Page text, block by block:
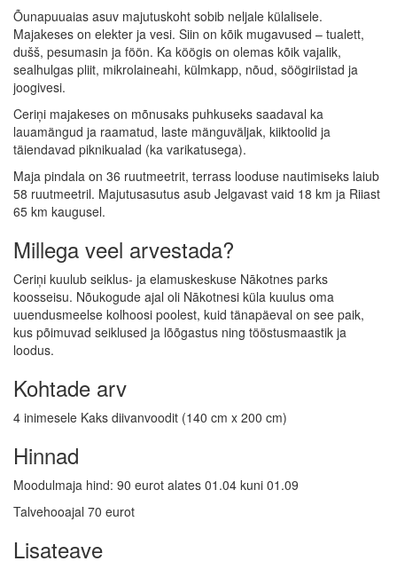
Õunapuuaias asuv majutuskoht sobib neljale külalisele.
Majakeses on elekter ja vesi. Siin on kõik mugavused – tualett,
dušš, pesumasin ja föön. Ka köögis on olemas kõik vajalik,
sealhulgas pliit, mikrolaineahi, külmkapp, nõud, söögiriistad ja
joogivesi.
Ceriņi majakeses on mõnusaks puhkuseks saadaval ka
lauamängud ja raamatud, laste mänguväljak, kiiktoolid ja
täiendavad piknikualad (ka varikatusega).
Maja pindala on 36 ruutmeetrit, terrass looduse nautimiseks laiub
58 ruutmeetril. Majutusasutus asub Jelgavast vaid 18 km ja Riiast
65 km kaugusel.
Millega veel arvestada?
Ceriņi kuulub seiklus- ja elamuskeskuse Nākotnes parks
koosseisu. Nõukogude ajal oli Nākotnesi küla kuulus oma
uuendusmeelse kolhoosi poolest, kuid tänapäeval on see paik,
kus põimuvad seiklused ja lõõgastus ning tööstusmaastik ja
loodus.
Kohtade arv
4 inimesele Kaks diivanvoodit (140 cm x 200 cm)
Hinnad
Moodulmaja hind: 90 eurot alates 01.04 kuni 01.09
Talvehooajal 70 eurot
Lisateave